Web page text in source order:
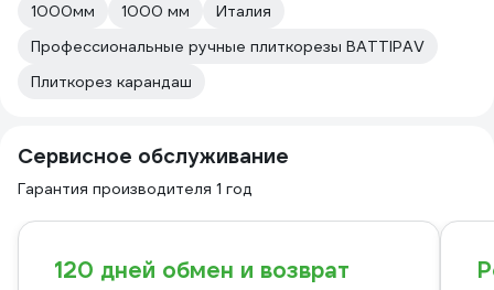
1000мм
1000 мм
Италия
Профессиональные ручные плиткорезы BATTIPAV
Плиткорез карандаш
Сервисное обслуживание
Гарантия производителя 1 год
120 дней обмен и возврат